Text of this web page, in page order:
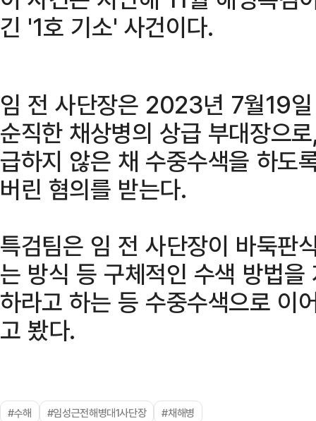
긴 '1호 기소' 사건이다.
임 전 사단장은 2023년 7월19
순직한 채상병의 상급 부대장으
급하지 않은 채 수중수색을 하도
버린 혐의를 받는다.
특검팀은 임 전 사단장이 바둑판
는 방식 등 구체적인 수색 방법
하라고 하는 등 수중수색으로 이
고 봤다.
#수해 #임성근전해병대1사단장 #채해병